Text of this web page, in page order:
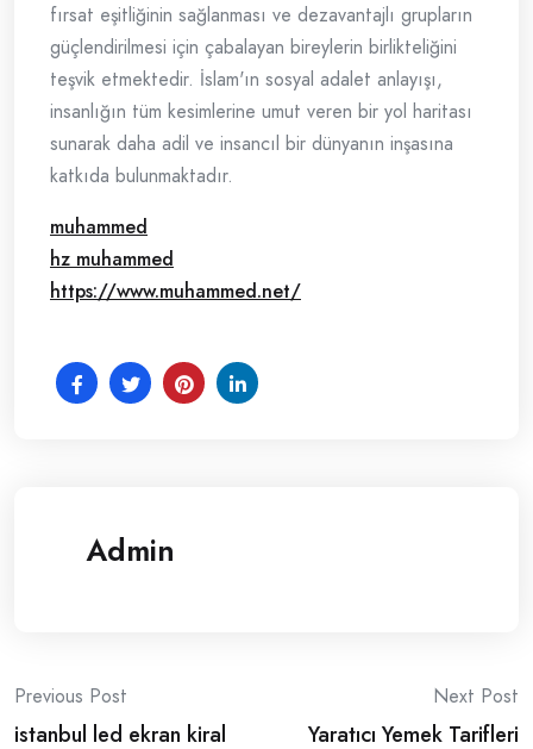
fırsat eşitliğinin sağlanması ve dezavantajlı grupların
güçlendirilmesi için çabalayan bireylerin birlikteliğini
teşvik etmektedir. İslam'ın sosyal adalet anlayışı,
insanlığın tüm kesimlerine umut veren bir yol haritası
sunarak daha adil ve insancıl bir dünyanın inşasına
katkıda bulunmaktadır.
muhammed
hz muhammed
https://www.muhammed.net/
Admin
Post
Previous Post
istanbul led ekran kiral
Next Post
Yaratıcı Yemek Tarifleri